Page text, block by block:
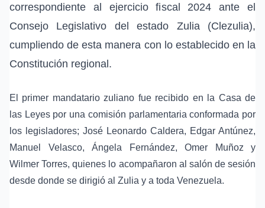
correspondiente al ejercicio fiscal 2024 ante el
Consejo Legislativo del estado Zulia (Clezulia),
cumpliendo de esta manera con lo establecido en la
Constitución regional.
El primer mandatario zuliano fue recibido en la Casa de
las Leyes por una comisión parlamentaria conformada por
los legisladores; José Leonardo Caldera, Edgar Antúnez,
Manuel Velasco, Ángela Fernández, Omer Muñoz y
Wilmer Torres, quienes lo acompañaron al salón de sesión
desde donde se dirigió al Zulia y a toda Venezuela.